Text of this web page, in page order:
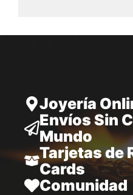
Joyería
Envíos Sin
Mundo
Tarjetas de
Cards
Comunidad